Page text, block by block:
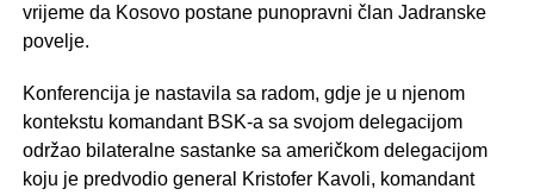
vrijeme da Kosovo postane punopravni član Jadranske
povelje.
Konferencija je nastavila sa radom, gdje je u njenom
kontekstu komandant BSK-a sa svojom delegacijom
održao bilateralne sastanke sa američkom delegacijom
koju je predvodio general Kristofer Kavoli, komandant